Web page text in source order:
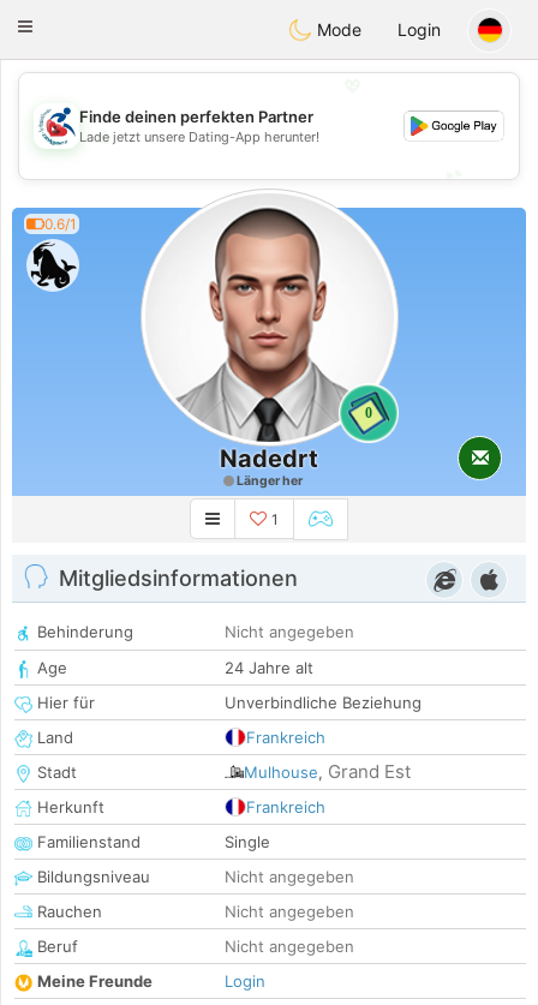
Handi Space
Toggle
Mode Login
💖
💕
Finde deinen perfekten Partner
Lade jetzt unsere Dating-App herunter!
0.6/1
0
Nadedrt
Länger her
1
Mitgliedsinformationen
Behinderung
Nicht angegeben
Age
24 Jahre alt
Hier für
Unverbindliche Beziehung
Land
Frankreich
Stadt
Mulhouse, Grand Est
Herkunft
Frankreich
Familienstand
Single
Bildungsniveau
Nicht angegeben
Rauchen
Nicht angegeben
Beruf
Nicht angegeben
Meine Freunde
Login